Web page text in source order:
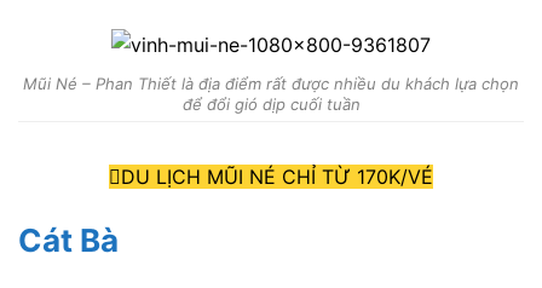
Mũi Né – Phan Thiết là địa điểm rất được nhiều du khách lựa chọn
để đổi gió dịp cuối tuần
DU LỊCH MŨI NÉ CHỈ TỪ 170K/VÉ
Cát Bà